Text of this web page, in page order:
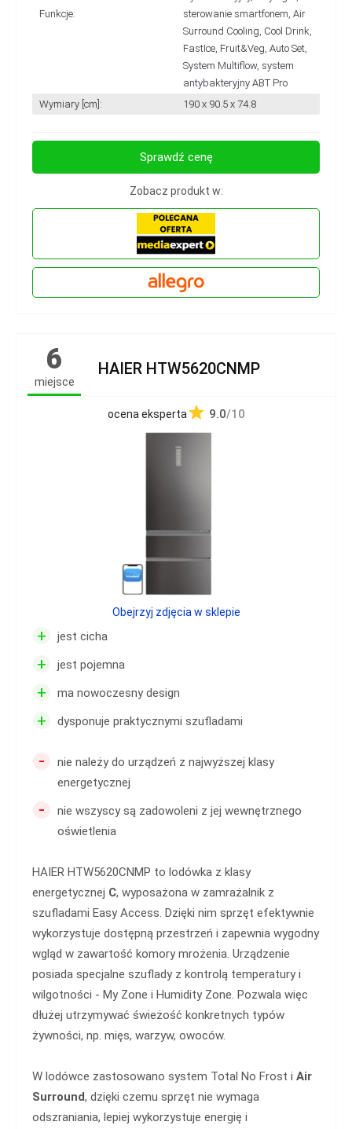
Funkcje:
sterowanie smartfonem, Air
Surround Cooling, Cool Drink,
FastIce, Fruit&Veg, Auto Set,
System Multiflow, system
antybakteryjny ABT Pro
Wymiary [cm]:
190 x 90.5 x 74.8
Sprawdź cenę
Zobacz produkt w:
6
miejsce
HAIER HTW5620CNMP
ocena eksperta 9.0/10
+ jest cicha
+ jest pojemna
+ ma nowoczesny design
+ dysponuje praktycznymi szufladami
-
nie należy do urządzeń z najwyższej klasy
energetycznej
-
nie wszyscy są zadowoleni z jej wewnętrznego
oświetlenia
HAIER HTW5620CNMP to lodówka z klasy
energetycznej C, wyposażona w zamrażalnik z
szufladami Easy Access. Dzięki nim sprzęt efektywnie
wykorzystuje dostępną przestrzeń i zapewnia wygodny
wgląd w zawartość komory mrożenia. Urządzenie
posiada specjalne szuflady z kontrolą temperatury i
wilgotności - My Zone i Humidity Zone. Pozwala więc
dłużej utrzymywać świeżość konkretnych typów
żywności, np. mięs, warzyw, owoców.
W lodówce zastosowano system Total No Frost i Air
Surround, dzięki czemu sprzęt nie wymaga
odszraniania, lepiej wykorzystuje energię i
Obejrzyj zdjęcia w sklepie